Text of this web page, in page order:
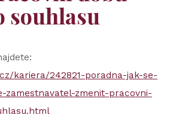
souhlasu
kariera/242821-poradna-jak-se-
zamestnavatel-zmenit-pracovni-